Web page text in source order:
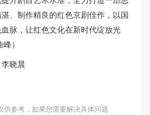
、制作精良的红色京剧佳作，以国
脉，让红色文化在新时代绽放光
）
晓晨
供参考，如果您需要解决具体问题